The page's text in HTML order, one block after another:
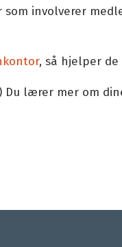
involverer
, så hjelper de
Du lærer mer om